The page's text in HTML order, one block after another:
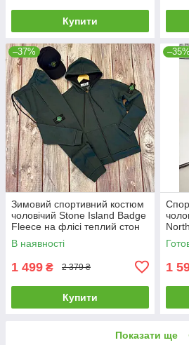
Купити
–37%
Зимовий спортивний костюм
чоловічий Stone Island Badge
Fleece на флісі теплий стон
айленд хакі
В наявності
1 499 ₴ 2 379 ₴
Купити
–35%
1
Показати ще